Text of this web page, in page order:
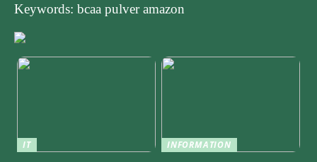
Keywords: bcaa pulver amazon
IT INFORMATION